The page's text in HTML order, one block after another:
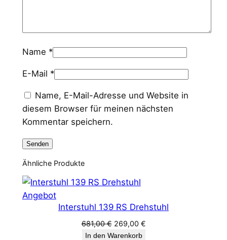
Name *
E-Mail *
Name, E-Mail-Adresse und Website in
diesem Browser für meinen nächsten
Kommentar speichern.
Ähnliche Produkte
AngebotProdukt
im
Angebot
Interstuhl 139 RS Drehstuhl
681,00€ Ursprünglicher
Preis
269,00 €Aktueller
In den Warenkorb